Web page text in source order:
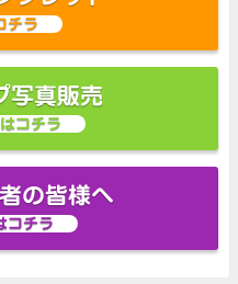
チラ
写真販売
コチラ
の皆様へ
コチラ